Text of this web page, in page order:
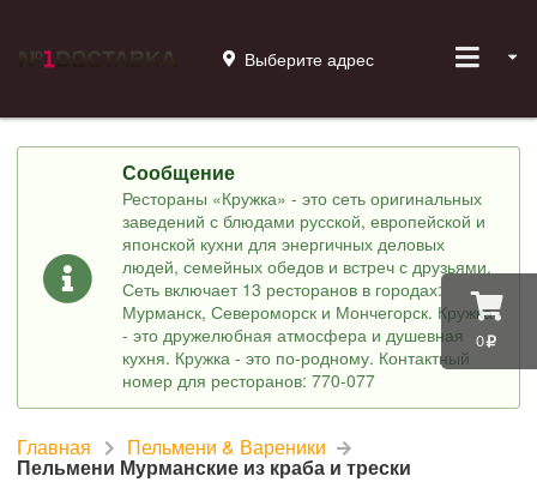
0
Выберите адрес
Сообщение
Рестораны «Кружка» - это сеть оригинальных
заведений с блюдами русской, европейской и
японской кухни для энергичных деловых
людей, семейных обедов и встреч с друзьями.
Сеть включает 13 ресторанов в городах:
Мурманск, Североморск и Мончегорск. Кружка
- это дружелюбная атмосфера и душевная
кухня. Кружка - это по-родному. Контактный
номер для ресторанов: 770-077
Главная Пельмени & Вареники
Пельмени Мурманские из краба и трески